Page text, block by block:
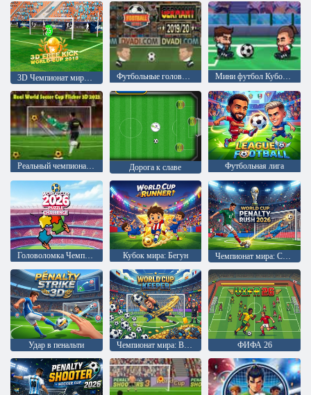
3D Чемпионат мира по штрафным ударам 2018 Футбольные головы: 2019-20 Германия (Бундеслига) Мини футбол Кубок Мира
Реальный чемпионат мира по футболу 3D 2023 Дорога к славе Футбольная лига
Головоломка Чемпионата мира по футболу 2026 года Кубок мира: Бегун Чемпионат мира: Серия пенальти 2026
Удар в пенальти Чемпионат мира: Вратарь ФИФА 26